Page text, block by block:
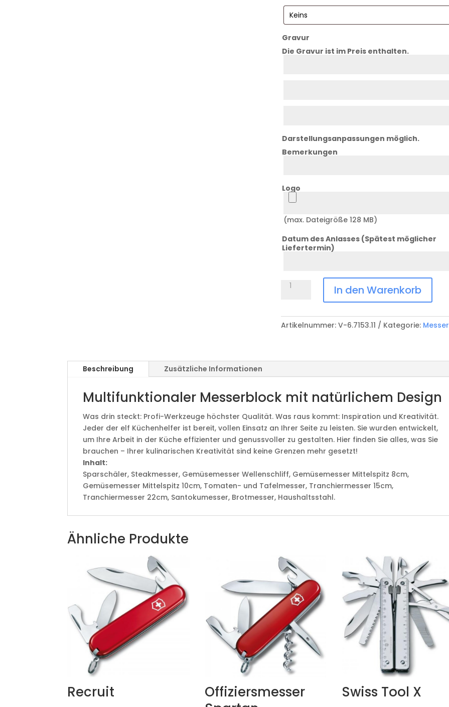
Gravur
Die Gravur ist im Preis enthalten.
Darstellungsanpassungen möglich.
Bemerkungen
Bemerkung
Logo
Logo
(max. Dateigröße 128 MB)
Datum des Anlasses (Spätest möglicher
Liefertermin)
Messerblock
teilig
In den Warenkorb
Artikelnummer: V-6.7153.11 Kategorie: Messer
Beschreibung Zusätzliche Informationen
Multifunktionaler Messerblock mit natürlichem Design
Was drin steckt: Profi-Werkzeuge höchster Qualität. Was raus kommt: Inspiration und Kreativität.
Jeder der elf Küchenhelfer ist bereit, vollen Einsatz an Ihrer Seite zu leisten. Sie wurden entwickelt,
um Ihre Arbeit in der Küche effizienter und genussvoller zu gestalten. Hier finden Sie alles, was Sie
brauchen – Ihrer kulinarischen Kreativität sind keine Grenzen mehr gesetzt!
Inhalt:
Sparschäler, Steakmesser, Gemüsemesser Wellenschliff, Gemüsemesser Mittelspitz 8cm,
Gemüsemesser Mittelspitz 10cm, Tomaten- und Tafelmesser, Tranchiermesser 15cm,
Tranchiermesser 22cm, Santokumesser, Brotmesser, Haushaltsstahl.
Ähnliche Produkte
Recruit
Offiziersmesser
Swiss Tool X